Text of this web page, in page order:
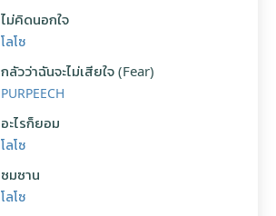
ไม่คิดนอกใจ
โลโซ
กลัวว่าฉันจะไม่เสียใจ (Fear)
PURPEECH
อะไรก็ยอม
โลโซ
ซมซาน
โลโซ